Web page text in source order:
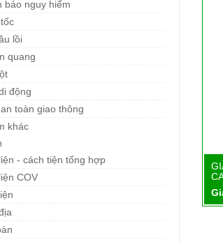
báo nguy hiểm
lồi
quang
động
toàn giao thông
khác
- cách tiện tổng hợp
COV
tiết
năng
Mũ BHLĐ ZIBEN H001